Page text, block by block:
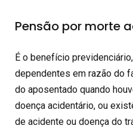
Pensão por morte
É o benefício
dependentes em razão do
do aposentado quando
doença acidentário, ou
de acidente ou doença do